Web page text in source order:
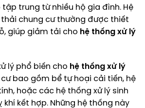
tập trung từ nhiều hộ gia đình. Hệ
thải chung cư thường được thiết
giúp giảm tải cho hệ thống xử lý
lý phổ biến cho hệ thống xử lý
bao gồm bể tự hoại cải tiến, hệ
hoặc các hệ thống xử lý sinh
khí kết hợp. Những hệ thống này